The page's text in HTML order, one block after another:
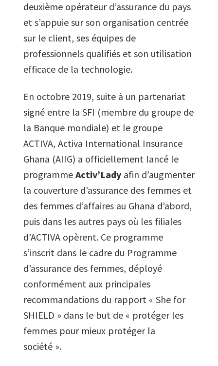
deuxième opérateur d’assurance du pays
et s’appuie sur son organisation centrée
sur le client, ses équipes de
professionnels qualifiés et son utilisation
efficace de la technologie.
En octobre 2019, suite à un partenariat
signé entre la SFI (membre du groupe de
la Banque mondiale) et le groupe
ACTIVA, Activa International Insurance
Ghana (AIIG) a officiellement lancé le
programme Activ’Lady afin d’augmenter
la couverture d’assurance des femmes et
des femmes d’affaires au Ghana d’abord,
puis dans les autres pays où les filiales
d’ACTIVA opèrent. Ce programme
s’inscrit dans le cadre du Programme
d’assurance des femmes, déployé
conformément aux principales
recommandations du rapport « She for
SHIELD » dans le but de « protéger les
femmes pour mieux protéger la
société ».